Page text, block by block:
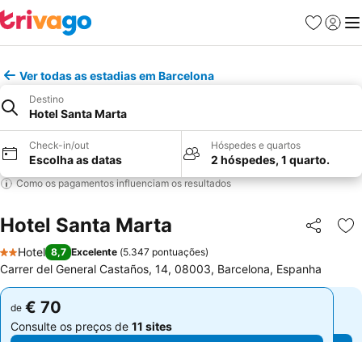
Favoritos
Iniciar
Ver todas as estadias em Barcelona
Destino
Hotel Santa Marta
Check-in/out
Escolha as datas
Hóspedes e quartos
2 hóspedes, 1 quarto.
Como os pagamentos influenciam os resultados
Hotel Santa Marta Partilhar
2 Estrelas
Hotel 8,7 Excelente (5.347 pontuações)
Carrer del General Castaños, 14, 08003, Barcelona, Espanha
de € 70
Consulte os preços de 11 sites
de € 70
Consulte os preços de 11 sites